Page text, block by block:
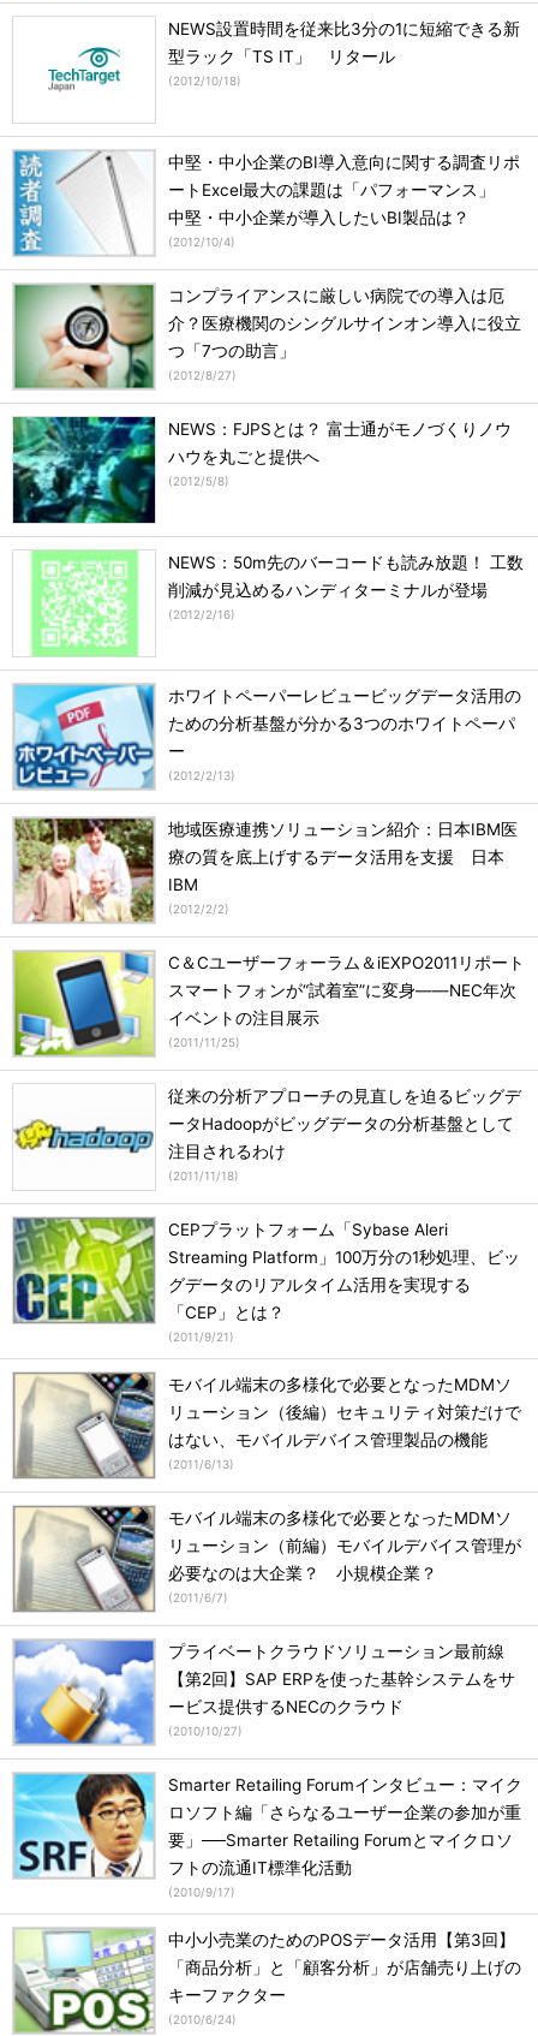
NEWS設置時間を従来比3分の1に短縮できる新
型ラック「TS IT」 リタール
(2012/10/18)
中堅・中小企業のBI導入意向に関する調査リポ
ートExcel最大の課題は「パフォーマンス」
中堅・中小企業が導入したいBI製品は？
(2012/10/4)
コンプライアンスに厳しい病院での導入は厄
介？医療機関のシングルサインオン導入に役立
つ「7つの助言」
(2012/8/27)
NEWS：FJPSとは？ 富士通がモノづくりノウ
ハウを丸ごと提供へ
(2012/5/8)
NEWS：50m先のバーコードも読み放題！ 工数
削減が見込めるハンディターミナルが登場
(2012/2/16)
ホワイトペーパーレビュービッグデータ活用の
ための分析基盤が分かる3つのホワイトペーパ
ー
(2012/2/13)
地域医療連携ソリューション紹介：日本IBM医
療の質を底上げするデータ活用を支援 日本
IBM
(2012/2/2)
C＆Cユーザーフォーラム＆iEXPO2011リポート
スマートフォンが“試着室”に変身――NEC年次
イベントの注目展示
(2011/11/25)
従来の分析アプローチの見直しを迫るビッグデ
ータHadoopがビッグデータの分析基盤として
注目されるわけ
(2011/11/18)
CEPプラットフォーム「Sybase Aleri
Streaming Platform」100万分の1秒処理、ビッ
グデータのリアルタイム活用を実現する
「CEP」とは？
(2011/9/21)
モバイル端末の多様化で必要となったMDMソ
リューション（後編）セキュリティ対策だけで
はない、モバイルデバイス管理製品の機能
(2011/6/13)
モバイル端末の多様化で必要となったMDMソ
リューション（前編）モバイルデバイス管理が
必要なのは大企業？ 小規模企業？
(2011/6/7)
プライベートクラウドソリューション最前線
【第2回】SAP ERPを使った基幹システムをサ
ービス提供するNECのクラウド
(2010/10/27)
Smarter Retailing Forumインタビュー：マイク
ロソフト編「さらなるユーザー企業の参加が重
要」──Smarter Retailing Forumとマイクロソ
フトの流通IT標準化活動
(2010/9/17)
中小小売業のためのPOSデータ活用【第3回】
「商品分析」と「顧客分析」が店舗売り上げの
キーファクター
(2010/6/24)